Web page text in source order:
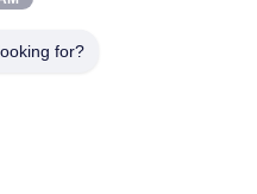
for?